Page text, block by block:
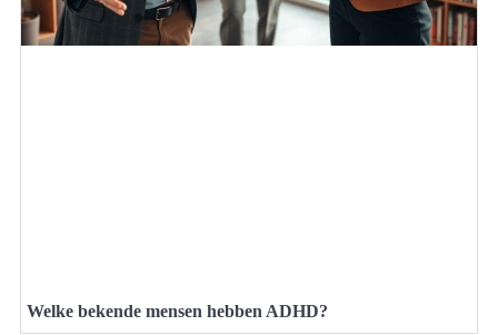
Welke bekende mensen hebben ADHD?